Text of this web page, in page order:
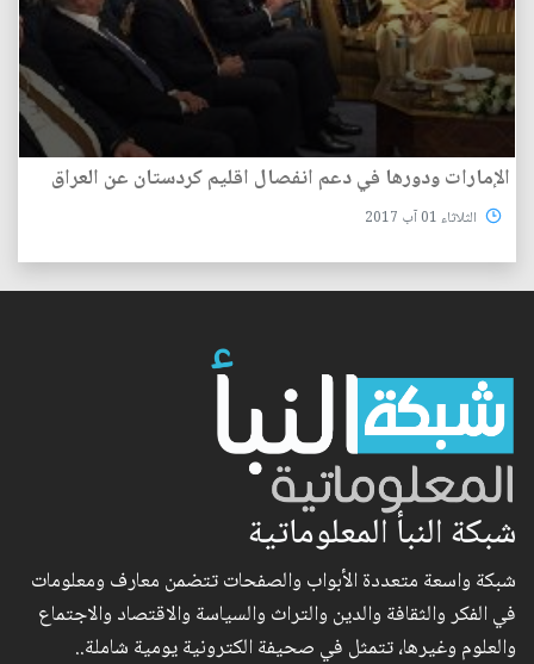
الإمارات ودورها في دعم انفصال اقليم كردستان عن العراق
الثلاثاء 01 آب 2017
شبكة النبأ المعلوماتية
شبكة واسعة متعددة الأبواب والصفحات تتضمن معارف ومعلومات
في الفكر والثقافة والدين والتراث والسياسة والاقتصاد والاجتماع
والعلوم وغيرها، تتمثل في صحيفة الكترونية يومية شاملة..